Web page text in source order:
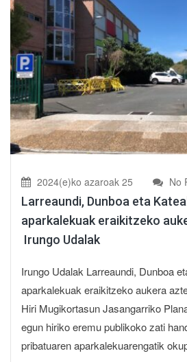
2024(e)ko azaroak 25 No
Larreaundi, Dunboa eta
aparkalekuak eraikitzeko
Irungo Udalak
Irungo Udalak Larreaundi, Dunboa
aparkalekuak eraikitzeko aukera
Hiri Mugikortasun Jasangarriko
egun hiriko eremu publikoko zati
pribatuaren aparkalekuarengatik